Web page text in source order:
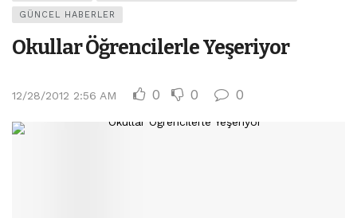
GÜNCEL HABERLER
Okullar Öğrencilerle Yeşeriyor
12/28/2012 2:56 AM 0 0 0